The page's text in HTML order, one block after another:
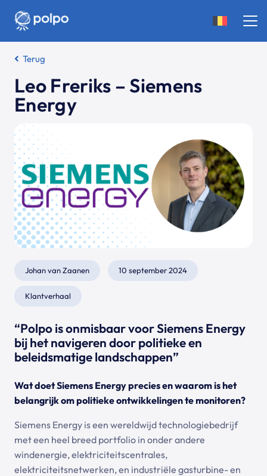
Terug
Leo Freriks – Siemens
Energy
Johan van Zaanen 10 september 2024
Klantverhaal
“Polpo is onmisbaar voor Siemens Energy
bij het navigeren door politieke en
beleidsmatige landschappen”
Wat doet Siemens Energy precies en waarom is het
belangrijk om politieke ontwikkelingen te monitoren?
Siemens Energy is een wereldwijd technologiebedrijf
met een heel breed portfolio in onder andere
windenergie, elektriciteitscentrales,
elektriciteitsnetwerken, en industriële gasturbine- en